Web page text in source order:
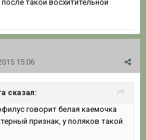
такой восхитительной
15:06
сказал:
говорит белая каемочка
признак, у поляков такой